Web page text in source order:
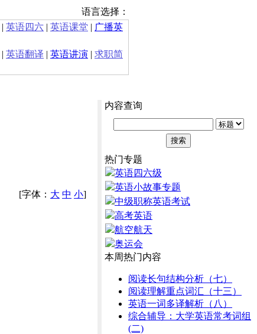
语言选择：
| 英语四六 | 英语课堂 | 广播英
| 英语翻译 | 英语讲演 | 求职简
[字体： 大 中 小]
内容查询
热门专题
英语四六级
英语小故事专题
中级职称英语考试
高考英语
航空航天
奥运会
本周热门内容
阅读长句结构分析（七）
阅读理解重点词汇（十三）
英语一词多译解析（八）
综合辅导：大学英语常考词组
(二)